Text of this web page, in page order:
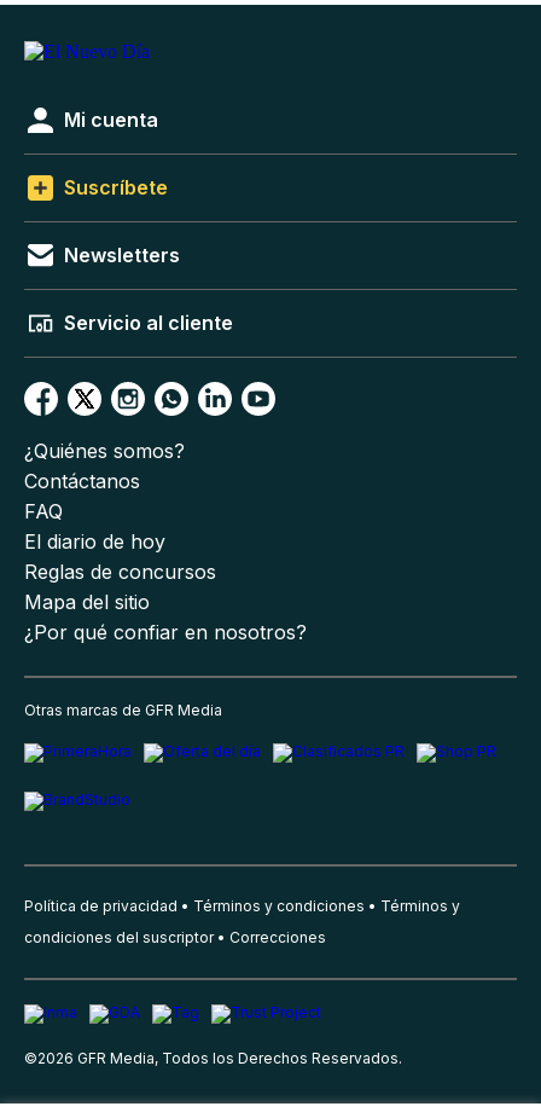
Mi cuenta
Suscríbete
Newsletters
Servicio al cliente
¿Quiénes somos?
Contáctanos
FAQ
El diario de hoy
Reglas de concursos
Mapa del sitio
¿Por qué confiar en nosotros?
Otras marcas de GFR Media
Política de privacidad Términos y condiciones
Términos y
condiciones del suscriptor
Correcciones
©2026 GFR Media, Todos los Derechos Reservados.